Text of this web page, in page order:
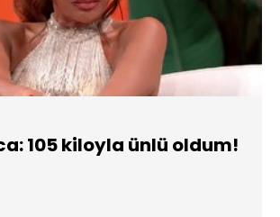
105 kiloyla ünlü oldum!